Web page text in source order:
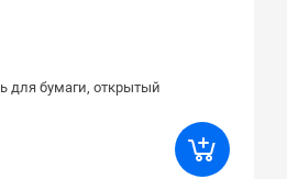
для бумаги, открытый